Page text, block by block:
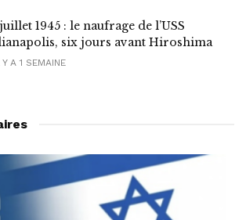
1945 : le naufrage de l’USS
six jours avant Hiroshima
A 1 SEMAINE